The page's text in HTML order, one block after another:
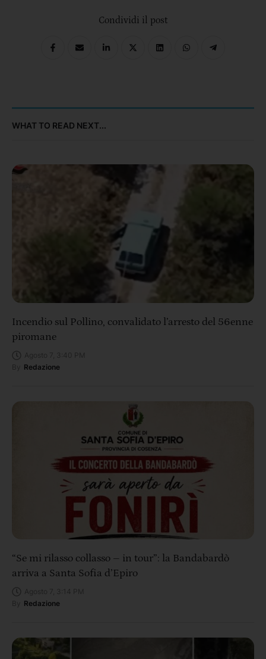
Condividi il post
WHAT TO READ NEXT...
Incendio sul Pollino, convalidato l’arresto del 56enne
piromane
Redazione
“Se mi rilasso collasso – in tour”: la Bandabardò
arriva a Santa Sofia d’Epiro
Redazione